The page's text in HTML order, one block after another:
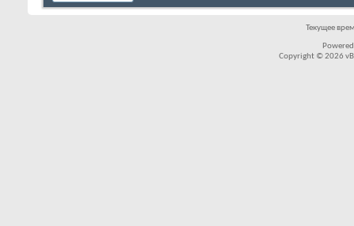
Текущее
Copyright © 2026